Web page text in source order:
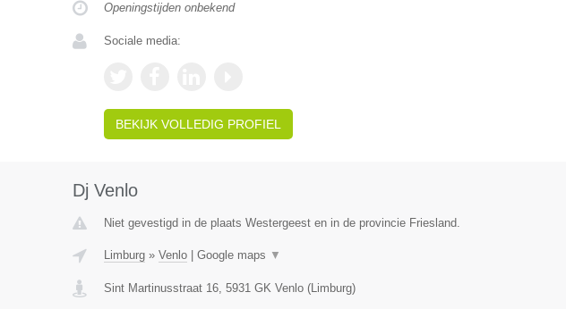
Openingstijden onbekend
Sociale media:
BEKIJK VOLLEDIG PROFIEL
Dj Venlo
Niet gevestigd in de plaats Westergeest en in de provincie Friesland.
Limburg» Venlo| Google maps ▼
Sint Martinusstraat 16, 5931 GK Venlo(Limburg)